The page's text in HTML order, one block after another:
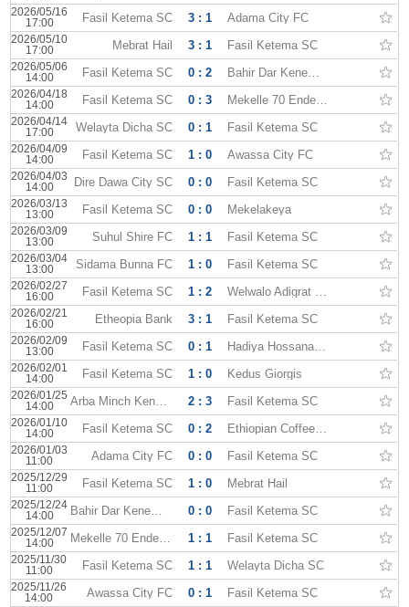
2026/05/16
17:00
Fasil Ketema SC 3 : 1 Adama City FC
2026/05/10
17:00
Mebrat Hail 3 : 1 Fasil Ketema SC
2026/05/06
14:00
Fasil Ketema SC 0 : 2 Bahir Dar Kenema FC
2026/04/18
14:00
Fasil Ketema SC 0 : 3 Mekelle 70 Enderta FC
2026/04/14
17:00
Welayta Dicha SC 0 : 1 Fasil Ketema SC
2026/04/09
14:00
Fasil Ketema SC 1 : 0 Awassa City FC
2026/04/03
14:00
Dire Dawa City SC 0 : 0 Fasil Ketema SC
2026/03/13
13:00
Fasil Ketema SC 0 : 0 Mekelakeya
2026/03/09
13:00
Suhul Shire FC 1 : 1 Fasil Ketema SC
2026/03/04
13:00
Sidama Bunna FC 1 : 0 Fasil Ketema SC
2026/02/27
16:00
Fasil Ketema SC 1 : 2 Welwalo Adigrat University
2026/02/21
16:00
Etheopia Bank 3 : 1 Fasil Ketema SC
2026/02/09
13:00
Fasil Ketema SC 0 : 1 Hadiya Hossana FC
2026/02/01
14:00
Fasil Ketema SC 1 : 0 Kedus Giorgis
2026/01/25
14:00
Arba Minch Kenema 2 : 3 Fasil Ketema SC
2026/01/10
14:00
Fasil Ketema SC 0 : 2 Ethiopian Coffee SC
2026/01/03
11:00
Adama City FC 0 : 0 Fasil Ketema SC
2025/12/29
11:00
Fasil Ketema SC 1 : 0 Mebrat Hail
2025/12/24
14:00
Bahir Dar Kenema FC 0 : 0 Fasil Ketema SC
2025/12/07
14:00
Mekelle 70 Enderta FC 1 : 1 Fasil Ketema SC
2025/11/30
11:00
Fasil Ketema SC 1 : 1 Welayta Dicha SC
2025/11/26
14:00
Awassa City FC 0 : 1 Fasil Ketema SC